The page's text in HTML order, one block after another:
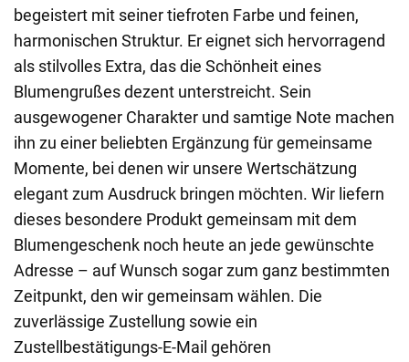
begeistert mit seiner tiefroten Farbe und feinen,
harmonischen Struktur. Er eignet sich hervorragend
als stilvolles Extra, das die Schönheit eines
Blumengrußes dezent unterstreicht. Sein
ausgewogener Charakter und samtige Note machen
ihn zu einer beliebten Ergänzung für gemeinsame
Momente, bei denen wir unsere Wertschätzung
elegant zum Ausdruck bringen möchten. Wir liefern
dieses besondere Produkt gemeinsam mit dem
Blumengeschenk noch heute an jede gewünschte
Adresse – auf Wunsch sogar zum ganz bestimmten
Zeitpunkt, den wir gemeinsam wählen. Die
zuverlässige Zustellung sowie ein
Zustellbestätigungs-E-Mail gehören